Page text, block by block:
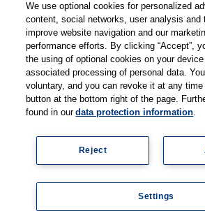
Kontakt
Web-Semniare
Anwenderberichte
Partner
Legal information Data protection Contact
We use optional cookies for personalized
content, social networks, user analysis and
improve website navigation and our
performance efforts. By clicking “Accept”,
the using of optional cookies on your
associated processing of personal data.
voluntary, and you can revoke it at any
button at the bottom right of the page.
found in ourdata protection information.
Reject
Settings